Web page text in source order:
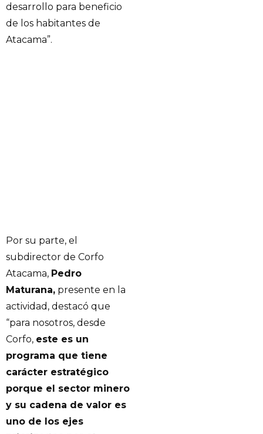
desarrollo para beneficio
de los habitantes de
Atacama”.
Por su parte, el
subdirector de Corfo
Atacama, Pedro
Maturana, presente en la
actividad, destacó que
“para nosotros, desde
Corfo, este es un
programa que tiene
carácter estratégico
porque el sector minero
y su cadena de valor es
uno de los ejes